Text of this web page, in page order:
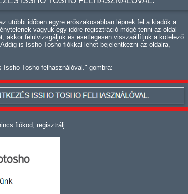
utóbbi időben egyre erőszakosabban lépnek fel a kiadók a
vagyuk egy időre regisztráció mögé tenni az oldal
akkor felülvizsgáljuk és esetlegesen visszaállítjuk a kötelező
is Issho Tosho fiókkal lehet bejelentkezni az oldalra,
Issho Tosho felhasználóval." gombra:
fiókod, regisztrálj: